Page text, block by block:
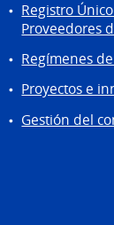
Registro
Proveedores
Regímenes
Proyectos e
Gestión del